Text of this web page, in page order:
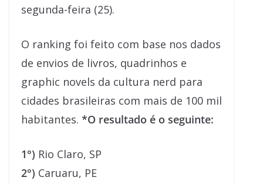
segunda-feira (25).
O ranking foi feito com base nos dados
de envios de livros, quadrinhos e
graphic novels da cultura nerd para
cidades brasileiras com mais de 100 mil
habitantes. *O resultado é o seguinte:
1°) Rio Claro, SP
2°) Caruaru, PE